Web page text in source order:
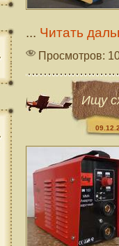
... Читать
Просмотров:
Ищу